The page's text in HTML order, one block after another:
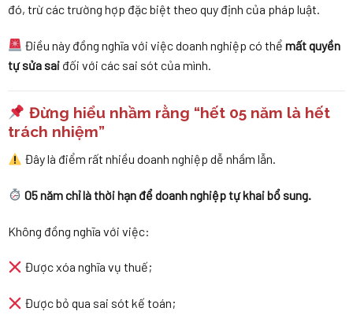
đó, trừ các trường hợp đặc biệt theo quy định của pháp luật.
Điều này đồng nghĩa với việc doanh nghiệp có thểmất quyền
tự sửa saiđối với các sai sót của mình.
Đừng hiểu nhầm rằng “hết 05 năm là hết
trách nhiệm”
Đây là điểm rất nhiều doanh nghiệp dễ nhầm lẫn.
05 năm chỉ là thời hạn để doanh nghiệp tự khai bổ sung.
Không đồng nghĩa với việc:
Được xóa nghĩa vụ thuế;
Được bỏ qua sai sót kế toán;